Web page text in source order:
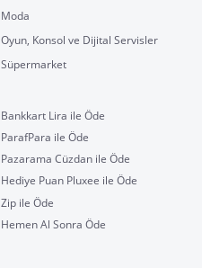
Moda
Oyun, Konsol ve Dijital Servisler
Süpermarket
Bankkart Lira ile Öde
ParafPara ile Öde
Pazarama Cüzdan ile Öde
Hediye Puan Pluxee ile Öde
Zip ile Öde
Hemen Al Sonra Öde